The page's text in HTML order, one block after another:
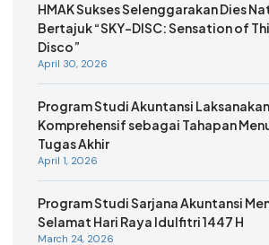
HMAK Sukses Selenggarakan Dies
Bertajuk “SKY-DISC: Sensation of
Disco”
April 30, 2026
Program Studi Akuntansi
Komprehensif sebagai Tahapan
Tugas Akhir
April 1, 2026
Program Studi Sarjana Akuntansi
Selamat Hari Raya Idulfitri 1447 H
March 24, 2026